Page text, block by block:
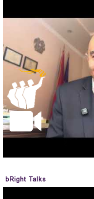
bRight Talks